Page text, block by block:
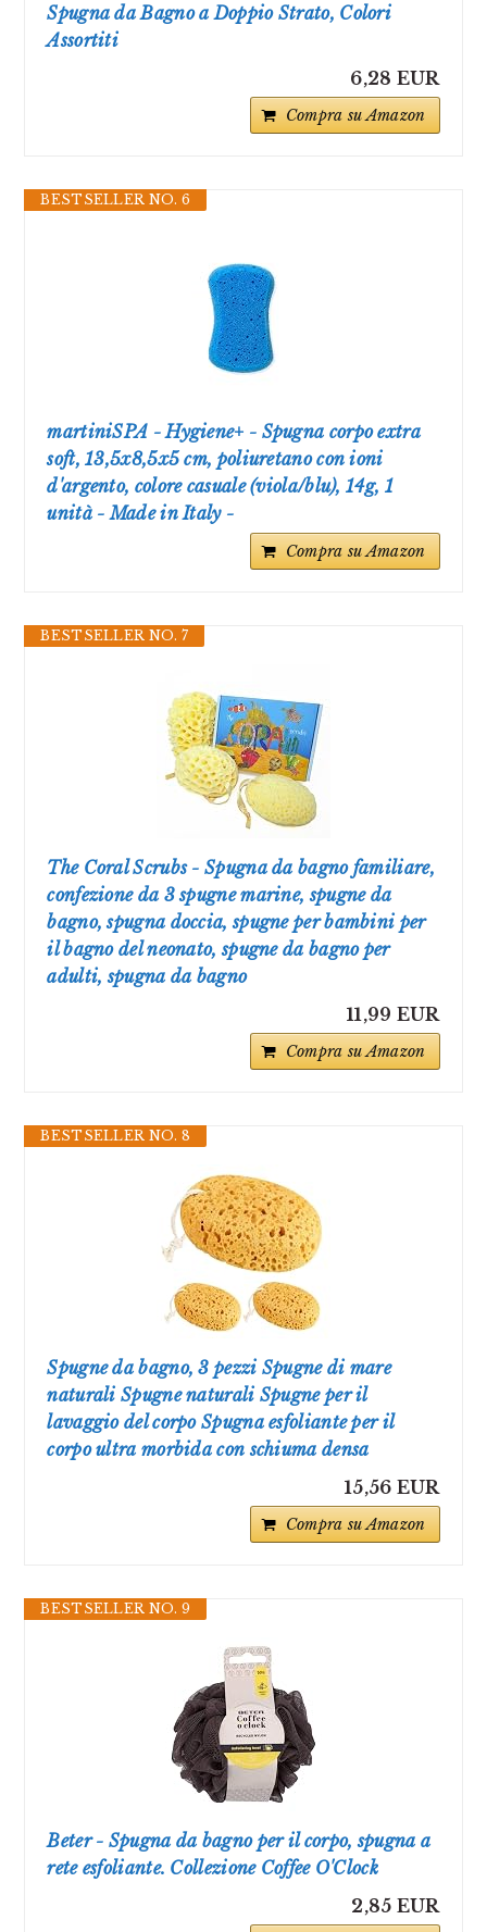
Spugna da Bagno a Doppio Strato, Colori
Assortiti
6,28 EUR
Compra su Amazon
BESTSELLER NO. 6
martiniSPA - Hygiene+ - Spugna corpo extra
soft, 13,5x8,5x5 cm, poliuretano con ioni
d'argento, colore casuale (viola/blu), 14g, 1
unità - Made in Italy -
Compra su Amazon
BESTSELLER NO. 7
The Coral Scrubs - Spugna da bagno familiare,
confezione da 3 spugne marine, spugne da
bagno, spugna doccia, spugne per bambini per
il bagno del neonato, spugne da bagno per
adulti, spugna da bagno
11,99 EUR
Compra su Amazon
BESTSELLER NO. 8
Spugne da bagno, 3 pezzi Spugne di mare
naturali Spugne naturali Spugne per il
lavaggio del corpo Spugna esfoliante per il
corpo ultra morbida con schiuma densa
15,56 EUR
Compra su Amazon
BESTSELLER NO. 9
Beter - Spugna da bagno per il corpo, spugna a
rete esfoliante. Collezione Coffee O'Clock
2,85 EUR